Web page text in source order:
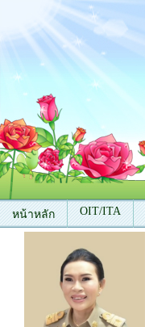
หน้าหลัก OIT/ITA
ติดต่อเรา